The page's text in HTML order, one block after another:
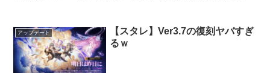
アップデート
【スタレ】Ver3.7の復刻ヤバすぎ
るｗ